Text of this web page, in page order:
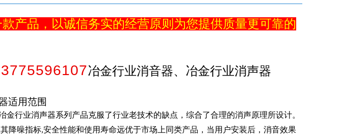
产品，以诚信务实的经营原则为您提供质量更可靠的
冶金行业消音器、冶金行业消声器
适用范围
金行业消声器系列产品克服了行业老技术的缺点，综合了合理的消声原理所设计。
降噪指标,安全性能和使用寿命远优于市场上同类产品，当用户安装后，消音效果